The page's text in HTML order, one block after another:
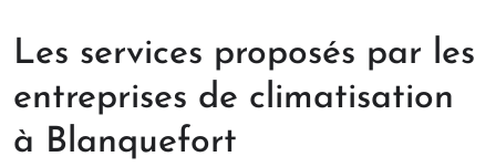
Les services proposés par les
entreprises de climatisation
à Blanquefort